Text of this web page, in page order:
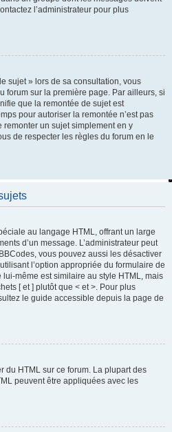
l’administrateur pour plus
sujet » lors de sa consultation, vous
forum sur la première page. Par ailleurs, si
que la remontée de sujet est
pour autoriser la remontée n’est pas
un sujet simplement en y
de respecter les règles du forum en le
au langage HTML, offrant un large
d’un message. L’administrateur peut
vous pouvez aussi les désactiver
l’option appropriée du formulaire de
même est similaire au style HTML, mais
[ et ] plutôt que < et >. Pour plus
le guide accessible depuis la page de
du HTML sur ce forum. La plupart des
peuvent être appliquées avec les